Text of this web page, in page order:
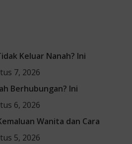
Keluar Nanah? Ini
7, 2026
Berhubungan? Ini
6, 2026
Wanita dan Cara
5, 2026